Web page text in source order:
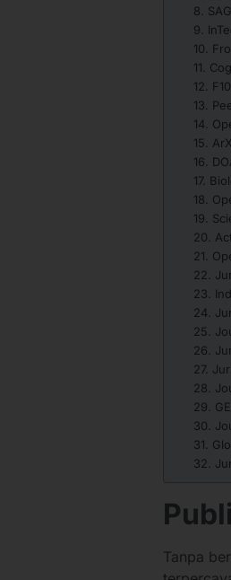
8.
9.
10.
11.
12.
13.
14.
15.
16.
17.
18.
19.
20.
21.
22.
23.
24.
25.
26.
27.
28.
29.
30.
31.
32.
Tanpa